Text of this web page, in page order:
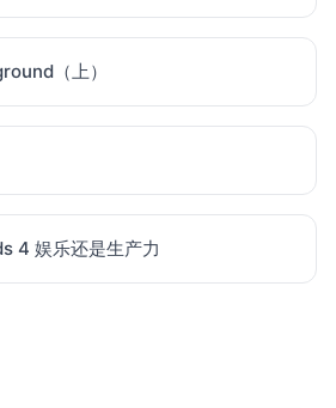
（上）
4 娱乐还是生产力